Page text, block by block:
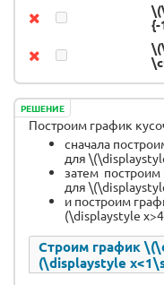
{-
РЕШЕНИЕ
Построим график
сначала
для
затем
для
и построим
(\displaystyle
Строим график
(\displaystyle